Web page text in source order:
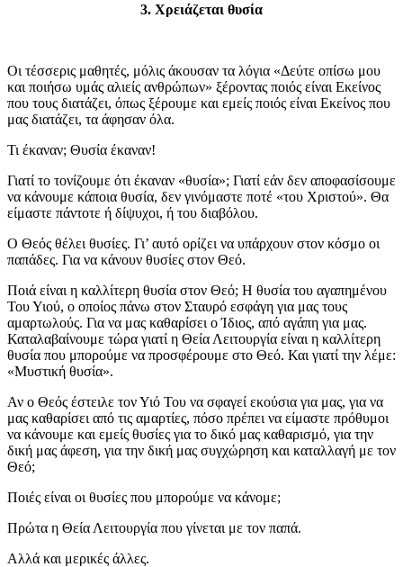
3. Χρειάζεται θυσία
Οι τέσσερις μαθητές, μόλις άκουσαν τα λόγια «Δεύτε οπίσω μου
και ποιήσω υμάς αλιείς ανθρώπων» ξέροντας ποιός είναι Εκείνος
που τους διατάζει, όπως ξέρουμε και εμείς ποιός είναι Εκείνος που
μας διατάζει, τα άφησαν όλα.
Τι έκαναν; Θυσία έκαναν!
Γιατί το τονίζουμε ότι έκαναν «θυσία»; Γιατί εάν δεν αποφασίσουμε
να κάνουμε κάποια θυσία, δεν γινόμαστε ποτέ «του Χριστού». Θα
είμαστε πάντοτε ή δίψυχοι, ή του διαβόλου.
Ο Θεός θέλει θυσίες. Γι’ αυτό ορίζει να υπάρχουν στον κόσμο οι
παπάδες. Για να κάνουν θυσίες στον Θεό.
Ποιά είναι η καλλίτερη θυσία στον Θεό; Η θυσία του αγαπημένου
Του Υιού, ο οποίος πάνω στον Σταυρό εσφάγη για μας τους
αμαρτωλούς. Για να μας καθαρίσει ο Ίδιος, από αγάπη για μας.
Καταλαβαίνουμε τώρα γιατί η Θεία Λειτουργία είναι η καλλίτερη
θυσία που μπορούμε να προσφέρουμε στο Θεό. Και γιατί την λέμε:
«Μυστική θυσία».
Αν ο Θεός έστειλε τον Υιό Του να σφαγεί εκούσια για μας, για να
μας καθαρίσει από τις αμαρτίες, πόσο πρέπει να είμαστε πρόθυμοι
να κάνουμε και εμείς θυσίες για το δικό μας καθαρισμό, για την
δική μας άφεση, για την δική μας συγχώρηση και καταλλαγή με τον
Θεό;
Ποιές είναι οι θυσίες που μπορούμε να κάνομε;
Πρώτα η Θεία Λειτουργία που γίνεται με τον παπά.
Αλλά και μερικές άλλες.